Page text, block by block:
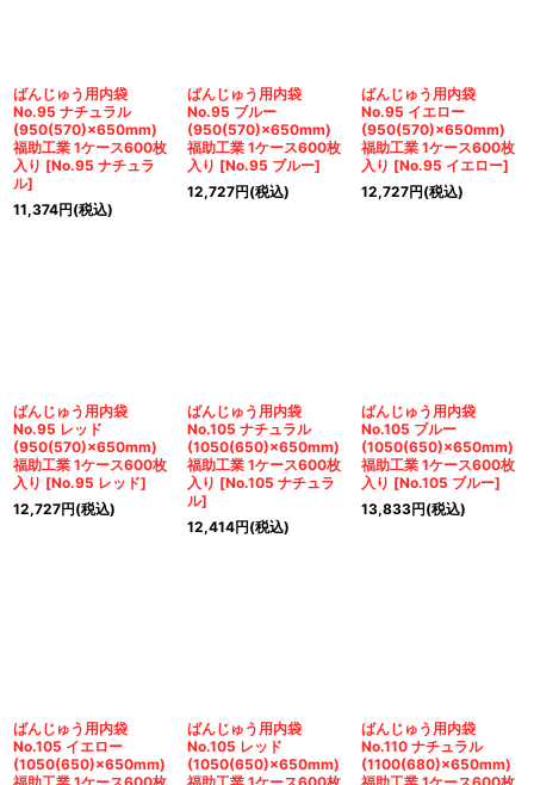
ばんじゅう用内袋
No.95 ナチュラル
(950(570)×650mm)
福助工業 1ケース600枚
入り [No.95 ナチュラ
ル]
11,374円(税込)
ばんじゅう用内袋
No.95 ブルー
(950(570)×650mm)
福助工業 1ケース600枚
入り [No.95 ブルー]
12,727円(税込)
ばんじゅう用内袋
No.95 イエロー
(950(570)×650mm)
福助工業 1ケース600枚
入り [No.95 イエロー]
12,727円(税込)
ばんじゅう用内袋
No.95 レッド
(950(570)×650mm)
福助工業 1ケース600枚
入り [No.95 レッド]
12,727円(税込)
ばんじゅう用内袋
No.105 ナチュラル
(1050(650)×650mm)
福助工業 1ケース600枚
入り [No.105 ナチュラ
ル]
12,414円(税込)
ばんじゅう用内袋
No.105 ブルー
(1050(650)×650mm)
福助工業 1ケース600枚
入り [No.105 ブルー]
13,833円(税込)
ばんじゅう用内袋
No.105 イエロー
(1050(650)×650mm)
ばんじゅう用内袋
No.105 レッド
(1050(650)×650mm)
ばんじゅう用内袋
No.110 ナチュラル
(1100(680)×650mm)